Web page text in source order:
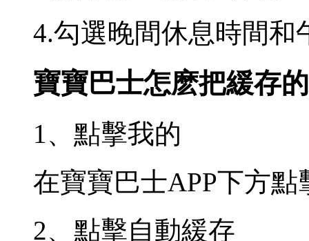
4.勾選晚間休息時間和
寶寶巴士怎麽把緩存
1、點擊我的
在寶寶巴士APP下方點
2、點擊自動緩存